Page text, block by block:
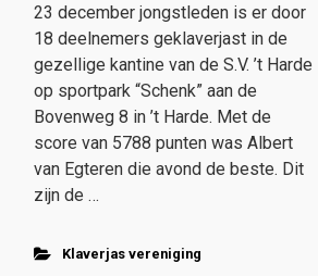
23 december jongstleden is er door
18 deelnemers geklaverjast in de
gezellige kantine van de S.V. ’t Harde
op sportpark “Schenk” aan de
Bovenweg 8 in ’t Harde. Met de
score van 5788 punten was Albert
van Egteren die avond de beste. Dit
zijn de …
Klaverjas vereniging